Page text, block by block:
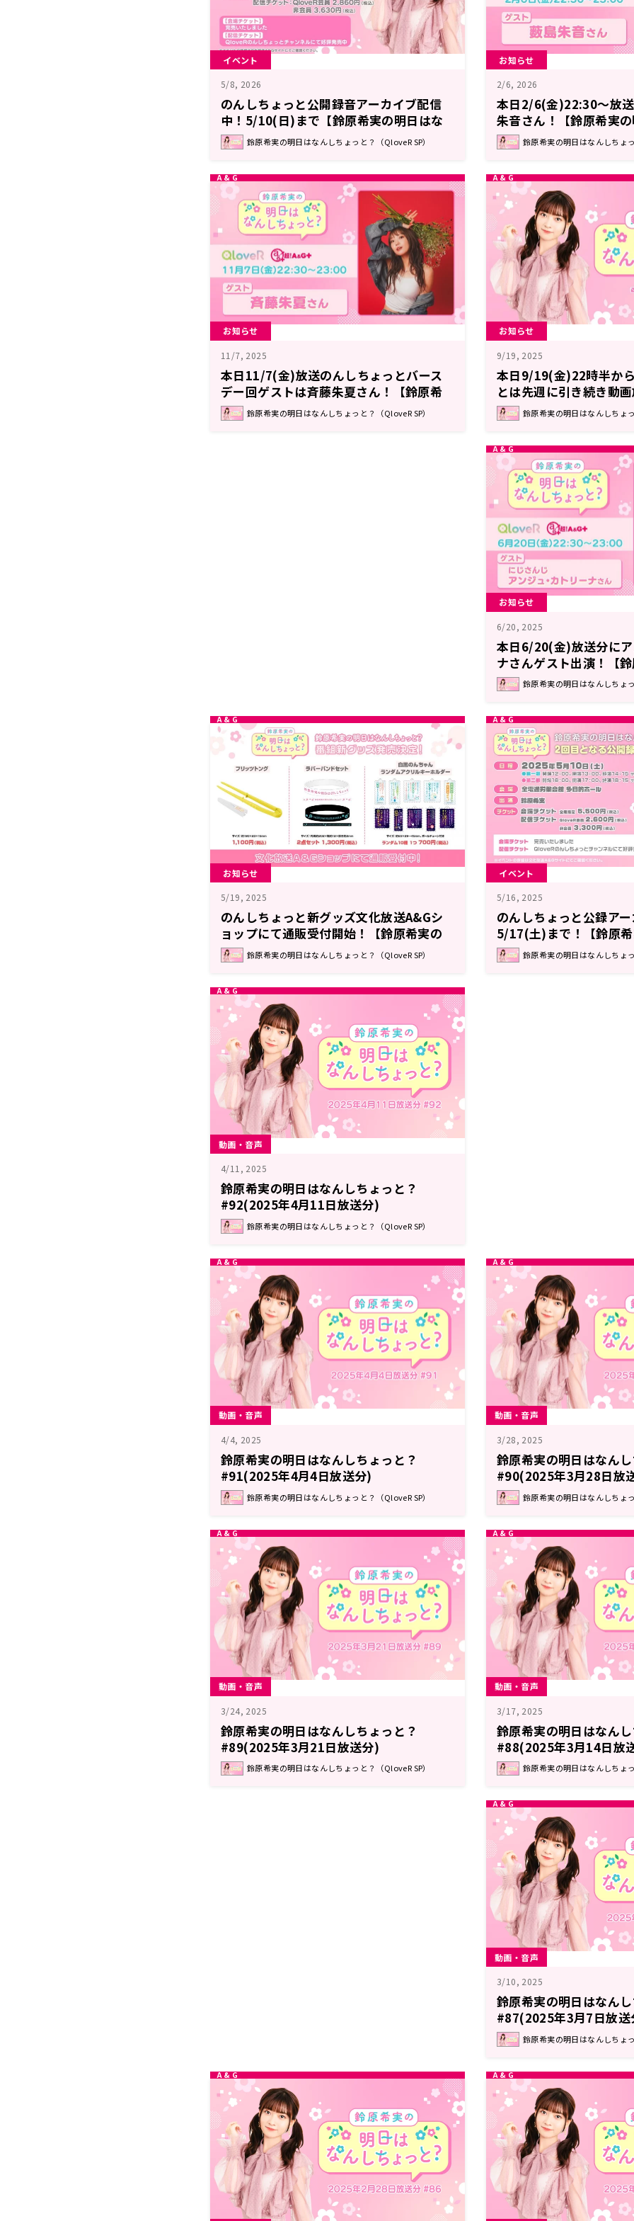
イベント
5/8, 2026
のんしちょっと公開録音アーカイブ配信
中！5/10(日)まで【鈴原希実の明日はな
んしちょっと？】
鈴原希実の明日はなんしちょっと？（QloveR SP）
お知らせ
2/6, 2026
本日2/6(金)22:30～放
朱音さん！【鈴原希実
ょっと？】
鈴原希実の明日はなんしちょ
お知らせ
11/7, 2025
本日11/7(金)放送のんしちょっとバース
デー回ゲストは斉藤朱夏さん！【鈴原希
実の明日はなんしちょっと？】
鈴原希実の明日はなんしちょっと？（QloveR SP）
お知らせ
9/19, 2025
本日9/19(金)22時半か
とは先週に引き続き動
て『夏の終わりの”のん
します【鈴原希実の明日
鈴原希実の明日はなんしちょ
お知らせ
6/20, 2025
本日6/20(金)放送分にア
ナさんゲスト出演！【
なんしちょっと？】
鈴原希実の明日はなんしちょ
お知らせ
5/19, 2025
のんしちょっと新グッズ文化放送A&Gシ
ョップにて通販受付開始！【鈴原希実の
明日はなんしちょっと？】
鈴原希実の明日はなんしちょっと？（QloveR SP）
イベント
5/16, 2025
のんしちょっと公録ア
5/17(土)まで！【鈴原
しちょっと？】
鈴原希実の明日はなんしちょ
動画・音声
4/11, 2025
鈴原希実の明日はなんしちょっと？
#92(2025年4月11日放送分)
鈴原希実の明日はなんしちょっと？（QloveR SP）
動画・音声
4/4, 2025
鈴原希実の明日はなんしちょっと？
#91(2025年4月4日放送分)
鈴原希実の明日はなんしちょっと？（QloveR SP）
動画・音声
3/28, 2025
鈴原希実の明日はなん
#90(2025年3月28日放
鈴原希実の明日はなんしちょ
動画・音声
3/24, 2025
鈴原希実の明日はなんしちょっと？
#89(2025年3月21日放送分)
鈴原希実の明日はなんしちょっと？（QloveR SP）
動画・音声
3/17, 2025
鈴原希実の明日はなん
#88(2025年3月14日放
鈴原希実の明日はなんしちょ
動画・音声
3/10, 2025
鈴原希実の明日はなん
#87(2025年3月7日放送
鈴原希実の明日はなんしちょ